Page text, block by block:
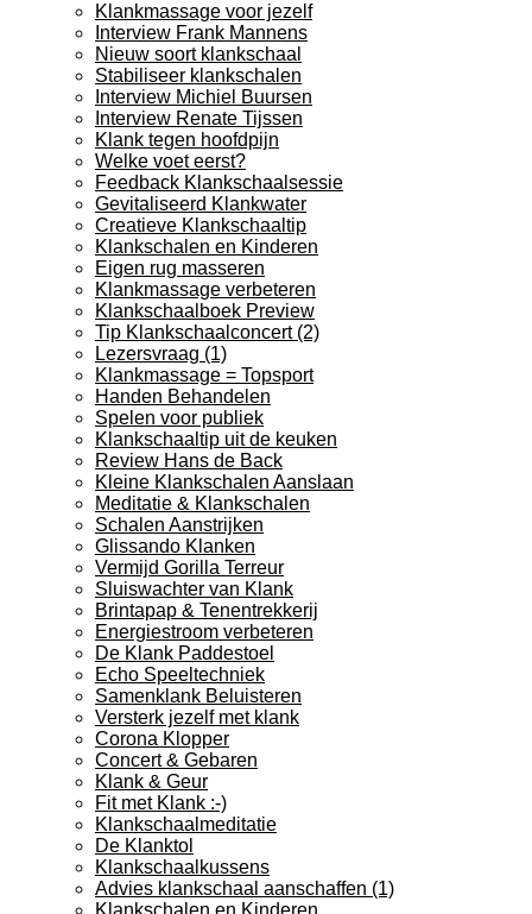
Klankmassage voor jezelf
Interview Frank Mannens
Nieuw soort klankschaal
Stabiliseer klankschalen
Interview Michiel Buursen
Interview Renate Tijssen
Klank tegen hoofdpijn
Welke voet eerst?
Feedback Klankschaalsessie
Gevitaliseerd Klankwater
Creatieve Klankschaaltip
Klankschalen en Kinderen
Eigen rug masseren
Klankmassage verbeteren
Klankschaalboek Preview
Tip Klankschaalconcert (2)
Lezersvraag (1)
Klankmassage = Topsport
Handen Behandelen
Spelen voor publiek
Klankschaaltip uit de keuken
Review Hans de Back
Kleine Klankschalen Aanslaan
Meditatie & Klankschalen
Schalen Aanstrijken
Glissando Klanken
Vermijd Gorilla Terreur
Sluiswachter van Klank
Brintapap & Tenentrekkerij
Energiestroom verbeteren
De Klank Paddestoel
Echo Speeltechniek
Samenklank Beluisteren
Versterk jezelf met klank
Corona Klopper
Concert & Gebaren
Klank & Geur
Fit met Klank :-)
Klankschaalmeditatie
De Klanktol
Klankschaalkussens
Advies klankschaal aanschaffen (1)
Klankschalen en Kinderen